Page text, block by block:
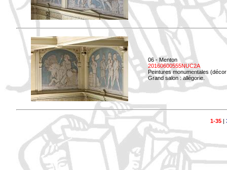
06 - Menton
20160600555NUC2A
Peintures monumentales
Grand salon : allégorie.
1-35|